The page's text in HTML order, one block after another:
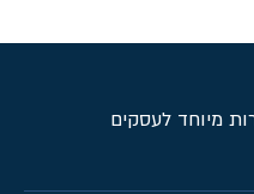
מיוחד לעסקים